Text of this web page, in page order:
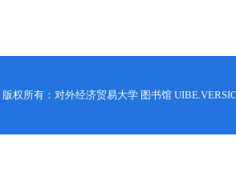
版权所有：对外经济贸易大学 图书馆